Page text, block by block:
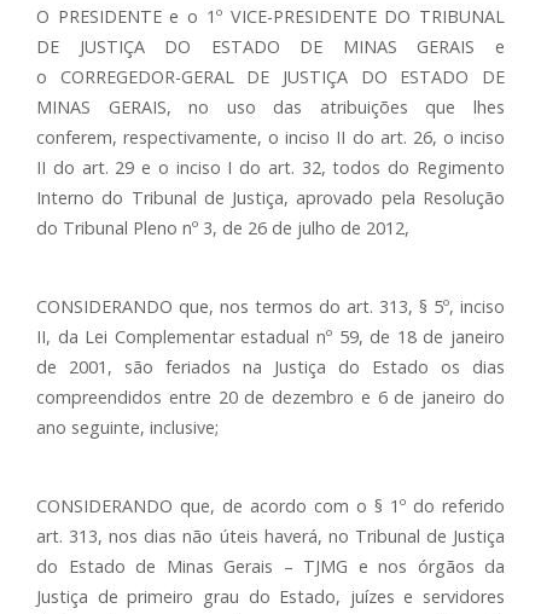
O PRESIDENTE e o 1º VICE-PRESIDENTE DO TRIBUNAL
DE JUSTIÇA DO ESTADO DE MINAS GERAIS e
o CORREGEDOR-GERAL DE JUSTIÇA DO ESTADO DE
MINAS GERAIS, no uso das atribuições que lhes
conferem, respectivamente, o inciso II do art. 26, o inciso
II do art. 29 e o inciso I do art. 32, todos do Regimento
Interno do Tribunal de Justiça, aprovado pela Resolução
do Tribunal Pleno nº 3, de 26 de julho de 2012,
CONSIDERANDO que, nos termos do art. 313, § 5º, inciso
II, da Lei Complementar estadual nº 59, de 18 de janeiro
de 2001, são feriados na Justiça do Estado os dias
compreendidos entre 20 de dezembro e 6 de janeiro do
ano seguinte, inclusive;
CONSIDERANDO que, de acordo com o § 1º do referido
art. 313, nos dias não úteis haverá, no Tribunal de Justiça
do Estado de Minas Gerais – TJMG e nos órgãos da
Justiça de primeiro grau do Estado, juízes e servidores